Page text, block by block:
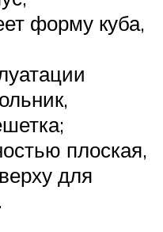
форму куба,
плоская,
для